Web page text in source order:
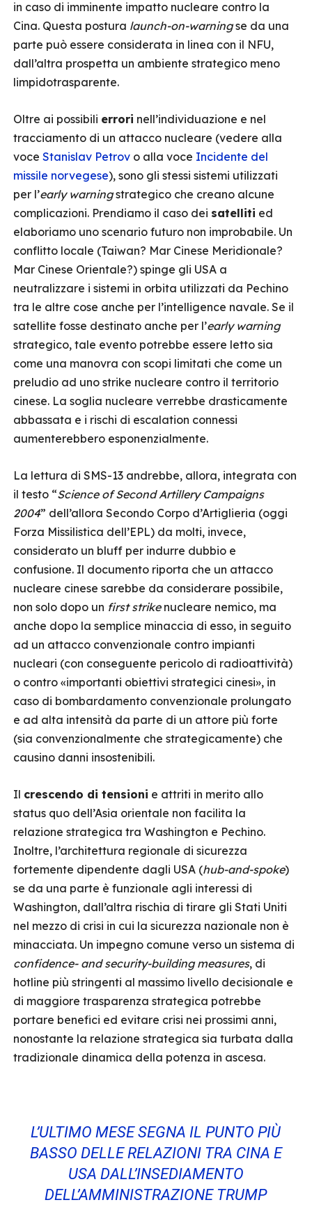
in caso di imminente impatto nucleare contro la
Cina. Questa postura launch-on-warningse da una
parte può essere considerata in linea con il NFU,
dall’altra prospetta un ambiente strategico meno
limpidotrasparente.
Oltre ai possibili errori nell’individuazione e nel
tracciamento di un attacco nucleare (vedere alla
voce Stanislav Petrov o alla voce Incidente del
missile norvegese), sono gli stessi sistemi utilizzati
per l’early warningstrategico che creano alcune
complicazioni. Prendiamo il caso dei satelliti ed
elaboriamo uno scenario futuro non improbabile. Un
conflitto locale (Taiwan? Mar Cinese Meridionale?
Mar Cinese Orientale?) spinge gli USA a
neutralizzare i sistemi in orbita utilizzati da Pechino
tra le altre cose anche per l’intelligence navale. Se il
satellite fosse destinato anche per l’early warning
strategico, tale evento potrebbe essere letto sia
come una manovra con scopi limitati che come un
preludio ad uno strike nucleare contro il territorio
cinese. La soglia nucleare verrebbe drasticamente
abbassata e i rischi di escalation connessi
aumenterebbero esponenzialmente.
La lettura di SMS-13 andrebbe, allora, integrata con
il testo “Science of Second Artillery Campaigns
2004” dell’allora Secondo Corpo d’Artiglieria (oggi
Forza Missilistica dell’EPL) da molti, invece,
considerato un bluff per indurre dubbio e
confusione. Il documento riporta che un attacco
nucleare cinese sarebbe da considerare possibile,
non solo dopo un first strikenucleare nemico, ma
anche dopo la semplice minaccia di esso, in seguito
ad un attacco convenzionale contro impianti
nucleari (con conseguente pericolo di radioattività)
o contro «importanti obiettivi strategici cinesi», in
caso di bombardamento convenzionale prolungato
e ad alta intensità da parte di un attore più forte
(sia convenzionalmente che strategicamente) che
causino danni insostenibili.
Il crescendo di tensioni e attriti in merito allo
status quo dell’Asia orientale non facilita la
relazione strategica tra Washington e Pechino.
Inoltre, l’architettura regionale di sicurezza
fortemente dipendente dagli USA (hub-and-spoke)
se da una parte è funzionale agli interessi di
Washington, dall’altra rischia di tirare gli Stati Uniti
nel mezzo di crisi in cui la sicurezza nazionale non è
minacciata. Un impegno comune verso un sistema di
confidence- and security-building measures, di
hotline più stringenti al massimo livello decisionale e
di maggiore trasparenza strategica potrebbe
portare benefici ed evitare crisi nei prossimi anni,
nonostante la relazione strategica sia turbata dalla
tradizionale dinamica della potenza in ascesa.
L’ULTIMO MESE SEGNA IL PUNTO PIÙ
BASSO DELLE RELAZIONI TRA CINA E
USA DALL’INSEDIAMENTO
DELL’AMMINISTRAZIONE TRUMP